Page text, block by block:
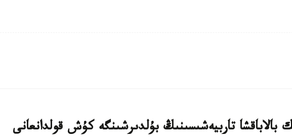
بالاباقشا تاربيەشىسىنىڭ بۇلدىرشىنگە كۇش قولدانعانى